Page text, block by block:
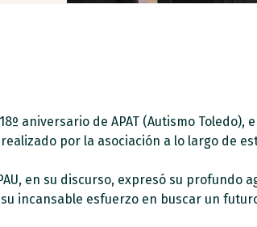
aniversario de APAT (Autismo Toledo),
por la asociación a lo largo de
en su discurso, expresó su profundo
incansable esfuerzo en buscar un